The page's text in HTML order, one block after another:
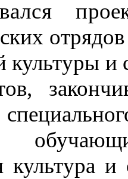
п
культуры и
культура